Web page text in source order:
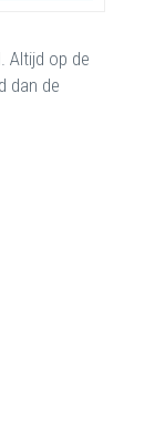
Altijd op de
dan de